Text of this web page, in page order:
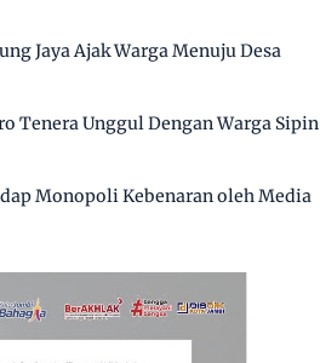
Jaya Ajak Warga Menuju Desa
Tenera Unggul Dengan Warga Sipin
Monopoli Kebenaran oleh Media